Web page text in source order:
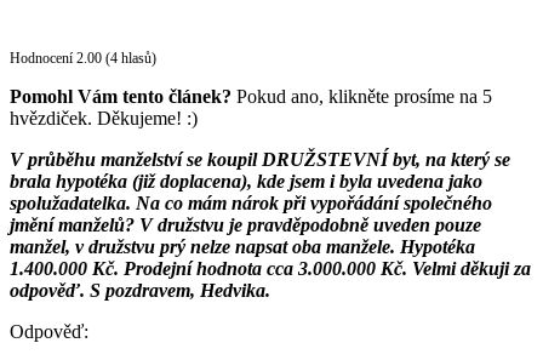
Hodnocení 2.00 (4 hlasů)
Pomohl Vám tento článek? Pokud ano, klikněte prosíme na 5
hvězdiček. Děkujeme! :)
V průběhu manželství se koupil DRUŽSTEVNÍ byt, na který se
brala hypotéka (již doplacena), kde jsem i byla uvedena jako
spolužadatelka. Na co mám nárok při vypořádání společného
jmění manželů? V družstvu je pravděpodobně uveden pouze
manžel, v družstvu prý nelze napsat oba manžele. Hypotéka
1.400.000 Kč. Prodejní hodnota cca 3.000.000 Kč. Velmi děkuji za
odpověď. S pozdravem, Hedvika.
Odpověď: